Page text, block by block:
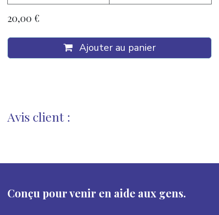
20,00 €
Ajouter au panier
Avis client :
Conçu pour venir en aide aux gens.